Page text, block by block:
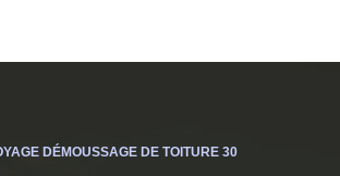
DÉMOUSSAGE DE TOITURE 30